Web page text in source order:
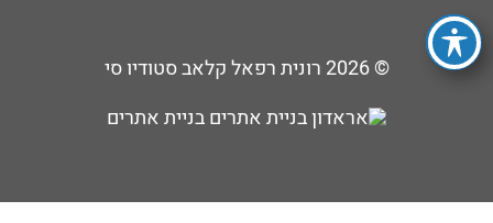
© 2026
רונית רפאל קלאב סטודיו סי
בניית אתרים